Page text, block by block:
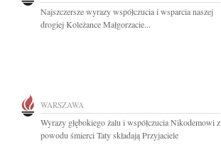
Najszczersze wyrazy współczucia i wsparcia naszej
drogiej Koleżance Małgorzacie...
WARSZAWA
Wyrazy głębokiego żalu i współczucia Nikodemowi z
powodu śmierci Taty składają Przyjaciele